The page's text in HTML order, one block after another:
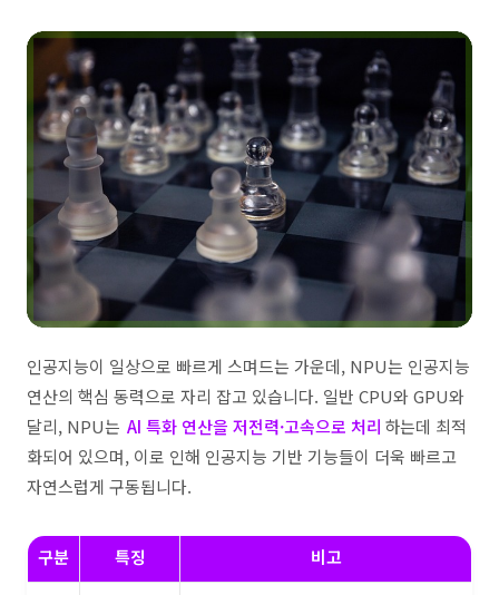
인공지능이 일상으로 빠르게 스며드는 가운데, NPU는 인공지능
연산의 핵심 동력으로 자리 잡고 있습니다. 일반 CPU와 GPU와
달리, NPU는 AI 특화 연산을 저전력·고속으로 처리 하는데 최적
화되어 있으며, 이로 인해 인공지능 기반 기능들이 더욱 빠르고
자연스럽게 구동됩니다.
구분 특징 비고